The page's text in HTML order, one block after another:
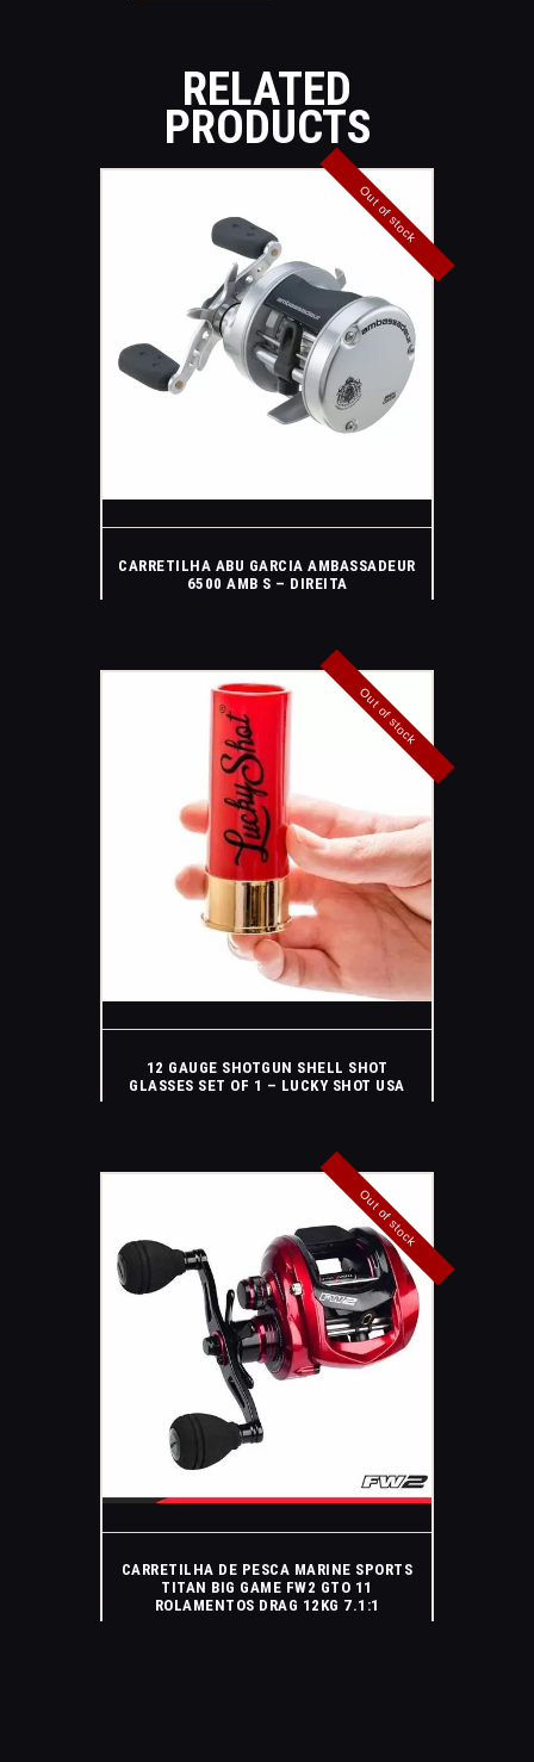
RELATED
PRODUCTS
Out of stock
CARRETILHA ABU GARCIA AMBASSADEUR
6500 AMB S – DIREITA
Out of stock
12 GAUGE SHOTGUN SHELL SHOT
GLASSES SET OF 1 – LUCKY SHOT USA
Out of stock
CARRETILHA DE PESCA MARINE SPORTS
TITAN BIG GAME FW2 GTO 11
ROLAMENTOS DRAG 12KG 7.1:1